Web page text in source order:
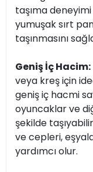
taşıma
yumuşak sırt
taşınmasını
Geniş İç Hacim:
veya kreş için
geniş iç hacmi
oyuncaklar ve
şekilde
ve cepleri,
yardımcı olur.